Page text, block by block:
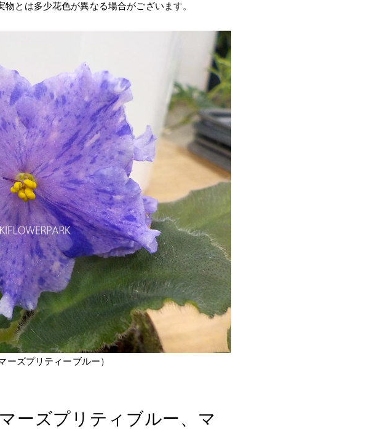
とは多少花色が異なる場合がございます。
ーズプリティーブルー）
ーズプリティブルー、マ